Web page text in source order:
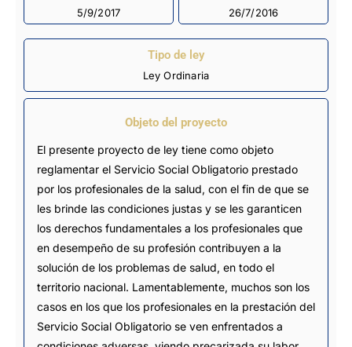
5/9/2017 26/7/2016
Tipo de ley
Ley Ordinaria
Objeto del proyecto
El presente proyecto de ley tiene como objeto
reglamentar el Servicio Social Obligatorio prestado
por los profesionales de la salud, con el fin de que se
les brinde las condiciones justas y se les garanticen
los derechos fundamentales a los profesionales que
en desempeño de su profesión contribuyen a la
solución de los problemas de salud, en todo el
territorio nacional. Lamentablemente, muchos son los
casos en los que los profesionales en la prestación del
Servicio Social Obligatorio se ven enfrentados a